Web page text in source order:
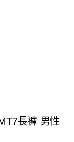
長褲 男性